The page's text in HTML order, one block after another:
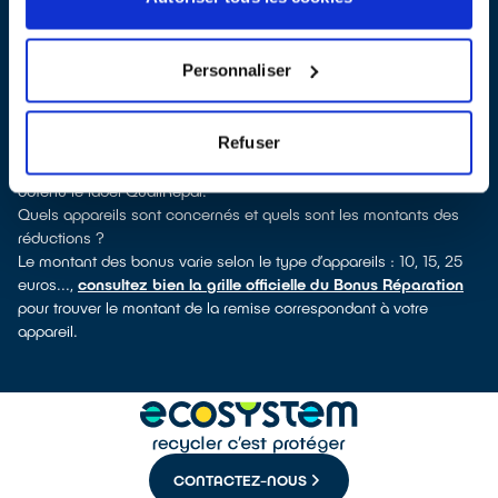
Personnaliser
Refuser
verrez pour quels types d’appareils ce professionnel a obtenu le
label. Congélateur, lave-linge, petit électroménager, télévision,
d’appareils son réparateur spécialisé et labellisé QualiRépar.
Consulter l’annuaire
Comment bénéficier du Bonus Réparation à Montberon ?
Immédiatement déduit de la facture par le réparateur, le Bonus
Réparation est en vigueur chez tous les réparateurs qui ont
obtenu le label QualiRépar.
Quels appareils sont concernés et quels sont les montants des
réductions ?
Le montant des bonus varie selon le type d’appareils : 10, 15, 25
euros..., consultez bien la grille officielle du Bonus Réparation
pour trouver le montant de la remise correspondant à votre
appareil.
CONTACTEZ-NOUS